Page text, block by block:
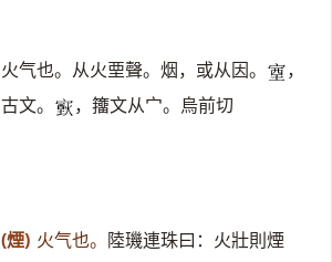
火气也。从火垔聲。烟，或从因。 𡨾 ，
古文。 𤎟 ，籒文从宀。烏前切
(煙) 火气也。 陸璣連珠曰：火壯則煙